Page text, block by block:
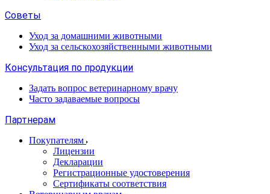
Советы
Уход за домашними животными
Уход за сельскохозяйственными животными
Консультация по продукции
Задать вопрос ветеринарному врачу
Часто задаваемые вопросы
Партнерам
Покупателям
Лицензии
Декларации
Регистрационные удостоверения
Сертификаты соответствия